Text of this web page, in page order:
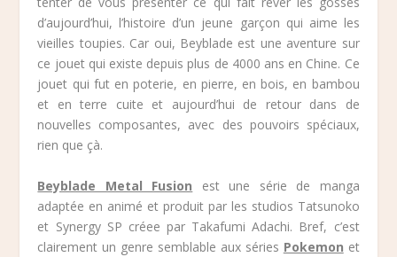
d’aujourd’hui, l’histoire d’un jeune garçon qui aime les
vieilles toupies. Car oui, Beyblade est une aventure sur
ce jouet qui existe depuis plus de 4000 ans en Chine. Ce
jouet qui fut en poterie, en pierre, en bois, en bambou
et en terre cuite et aujourd’hui de retour dans de
nouvelles composantes, avec des pouvoirs spéciaux,
rien que çà.
Beyblade Metal Fusion est une série de manga
adaptée en animé et produit par les studios Tatsunoko
et Synergy SP créee par Takafumi Adachi. Bref, c’est
clairement un genre semblable aux séries Pokemon et